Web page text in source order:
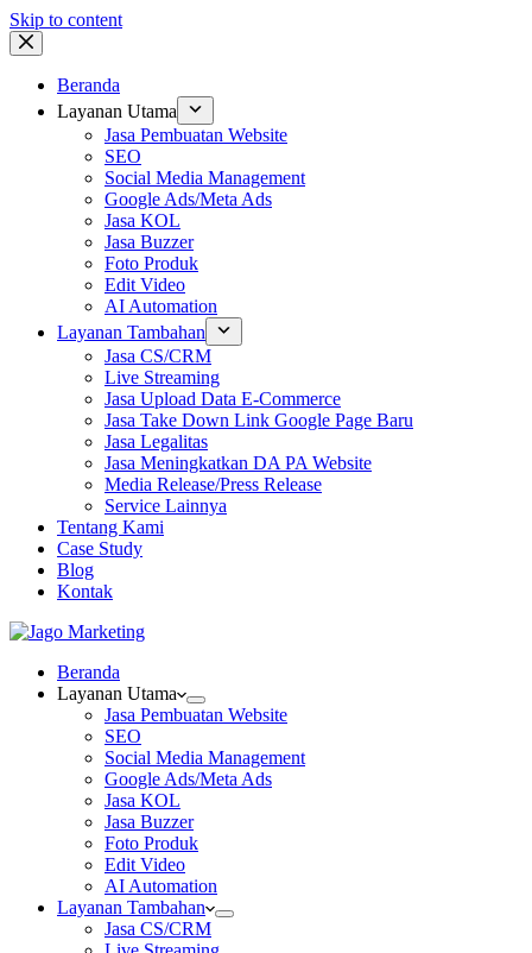
Skip to content
Beranda
Layanan Utama
Jasa Pembuatan Website
SEO
Social Media Management
Google Ads/Meta Ads
Jasa KOL
Jasa Buzzer
Foto Produk
Edit Video
AI Automation
Layanan Tambahan
Jasa CS/CRM
Live Streaming
Jasa Upload Data E-Commerce
Jasa Take Down Link Google Page Baru
Jasa Legalitas
Jasa Meningkatkan DA PA Website
Media Release/Press Release
Service Lainnya
Tentang Kami
Case Study
Blog
Kontak
Beranda
Layanan Utama
Jasa Pembuatan Website
SEO
Social Media Management
Google Ads/Meta Ads
Jasa KOL
Jasa Buzzer
Foto Produk
Edit Video
AI Automation
Layanan Tambahan
Jasa CS/CRM